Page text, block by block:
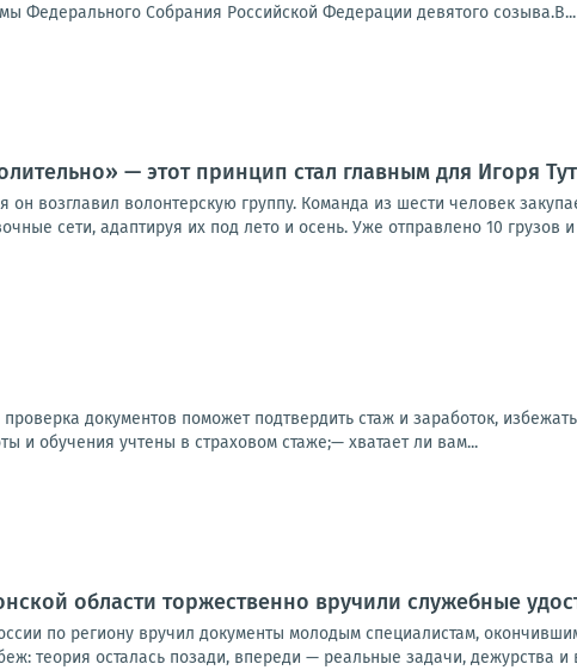
Федерального Собрания Российской Федерации девятого созыва.В...
— этот принцип стал главным для Игоря
возглавил волонтерскую группу. Команда из шести человек
сети, адаптируя их под лето и осень. Уже отправлено 10 грузов и
документов поможет подтвердить стаж и заработок,
и обучения учтены в страховом стаже;— хватает ли вам...
области торжественно вручили служебные
по региону вручил документы молодым специалистам,
теория осталась позади, впереди — реальные задачи, дежурства и